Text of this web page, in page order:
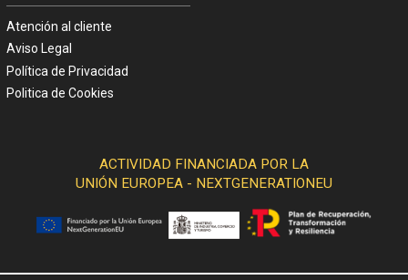
Atención al cliente
Aviso Legal
Política de Privacidad
Politica de Cookies
ACTIVIDAD FINANCIADA POR LA
UNIÓN EUROPEA - NEXTGENERATIONEU